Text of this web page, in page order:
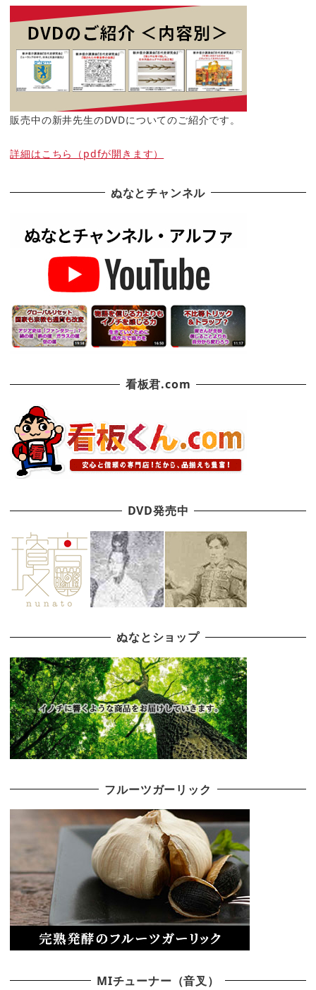
販売中の新井先生のDVDについてのご紹介です。
詳細はこちら（pdfが開きます）
ぬなとチャンネル
看板君.com
DVD発売中
ぬなとショップ
フルーツガーリック
MIチューナー（音叉）